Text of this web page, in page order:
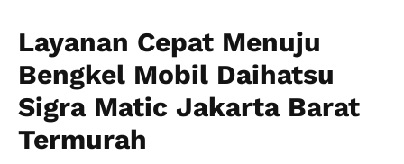
Layanan Cepat Menuju
Bengkel Mobil Daihatsu
Sigra Matic Jakarta Barat
Termurah